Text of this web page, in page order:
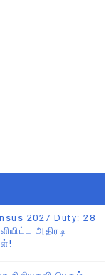
2027 Duty: 28
அதிரடி